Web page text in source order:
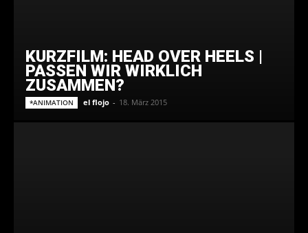
KURZFILM: HEAD OVER HEELS |
PASSEN WIR WIRKLICH
ZUSAMMEN?
*ANIMATION el flojo - 18. März 2015